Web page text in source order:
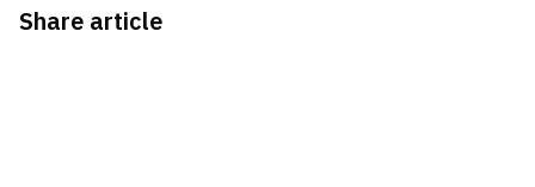
Share article